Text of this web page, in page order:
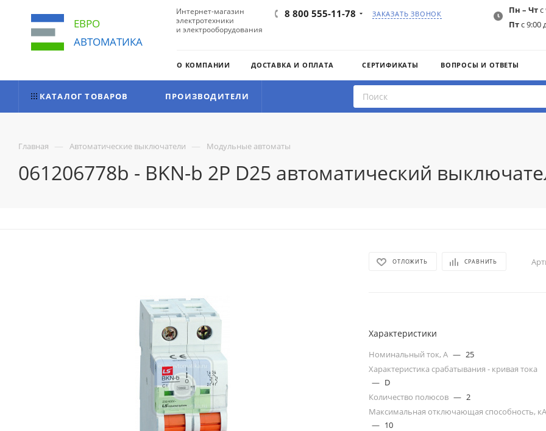
ЕВРО
АВТОМАТИКА
Интернет-магазин
электротехники
и электрооборудования
8 800 555-11-78 ЗАКАЗАТЬ ЗВОНОК Пн – Чтс
Птс 9:00
О КОМПАНИИ ДОСТАВКА И ОПЛАТА СЕРТИФИКАТЫ ВОПРОСЫ И ОТВЕТЫ
КАТАЛОГ ТОВАРОВ ПРОИЗВОДИТЕЛИ
Главная — Автоматические выключатели — Модульные автоматы
061206778b - BKN-b 2P D25 автоматический
ОТЛОЖИТЬ СРАВНИТЬ
Характеристики
Номинальный ток, А — 25
Характеристика срабатывания - кривая тока
— D
Количество полюсов — 2
Максимальная отключающая способность, кА
— 10